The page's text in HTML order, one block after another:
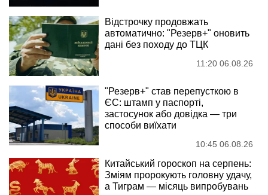
Відстрочку продовжать
автоматично: "Резерв+" оновить
дані без походу до ТЦК
11:20 06.08.26
"Резерв+" став перепусткою в
ЄС: штамп у паспорті,
застосунок або довідка — три
способи виїхати
10:45 06.08.26
Китайський гороскоп на серпень:
Зміям пророкують головну удачу,
а Тиграм — місяць випробувань